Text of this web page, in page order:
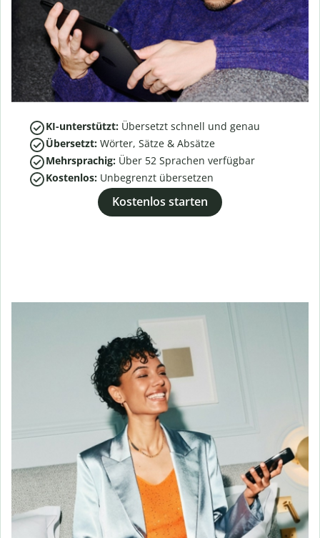
KI-unterstützt: Übersetzt schnell und genau
Übersetzt: Wörter, Sätze & Absätze
Mehrsprachig: Über 52 Sprachen verfügbar
Kostenlos: Unbegrenzt übersetzen
Kostenlos starten